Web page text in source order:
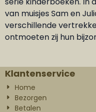
van muisjes Sam en
verschillende
ontmoeten zij hun
Klantenservice
Home
Bezorgen
Betalen